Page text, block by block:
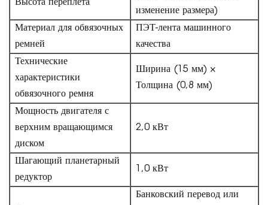
Высота переплета
изменение размера)
Материал для обвязочных
ремней
ПЭТ-лента машинного
качества
Технические
характеристики
обвязочного ремня
Ширина (15 мм) ×
Толщина (0,8 мм)
Мощность двигателя с
верхним вращающимся
диском
2,0 кВт
Шагающий планетарный
редуктор
1,0 кВт
Банковский перевод или